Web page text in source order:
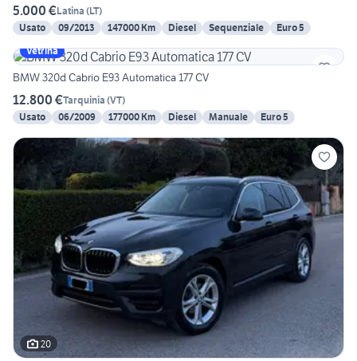
5.000 €Latina (LT)
Usato
09/2013 147000 Km Diesel Sequenziale
Euro 5
Vetrina
BMW 320d Cabrio E93 Automatica 177 CV
12.800 €Tarquinia (VT)
Usato
06/2009 177000 Km Diesel Manuale Euro 5
20